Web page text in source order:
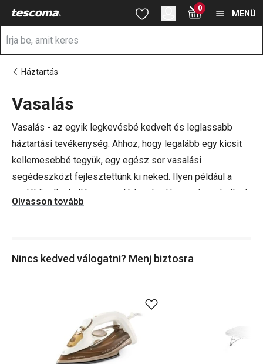
Ugrás a fő tartalomhoz
Ugrás a kereséshez
Ugrás a navigációhoz 0
MENÜ
Háztartás
Vasalás
Vasalás - az egyik legkevésbé kedvelt és leglassabb
háztartási tevékenység. Ahhoz, hogy legalább egy kicsit
kellemesebbé tegyük, egy egész sor vasalási
segédeszközt fejlesztettünk ki neked. Ilyen például a
vaslóhüvellyel ellátott vasalódeszka. Ha esetleg a hellyel
küzdesz, és nem tudod rendesen felállítani a
melyeket könnyedén kihajthatsz, és a deszkát az asztalra
A mi tippünk: nagytakarításra készülsz? Próbáld ki a
ruhák tárolására szolgáló vákuumzsákokat
Olvasson tovább
Nincs kedved válogatni? Menj biztosra